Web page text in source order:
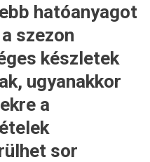
hatóanyagot
szezon
készletek
ugyanakkor
a
sor